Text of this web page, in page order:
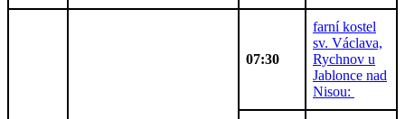
07:30
farní kostel
sv. Václava,
Rychnov u
Jablonce nad
Nisou: